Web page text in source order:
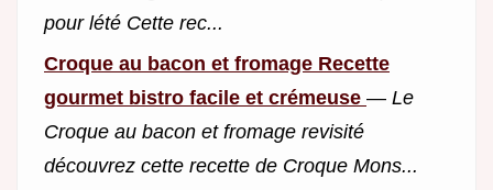
pour lété Cette rec...
Croque au bacon et fromage Recette
gourmet bistro facile et crémeuse — Le
Croque au bacon et fromage revisité
découvrez cette recette de Croque Mons...